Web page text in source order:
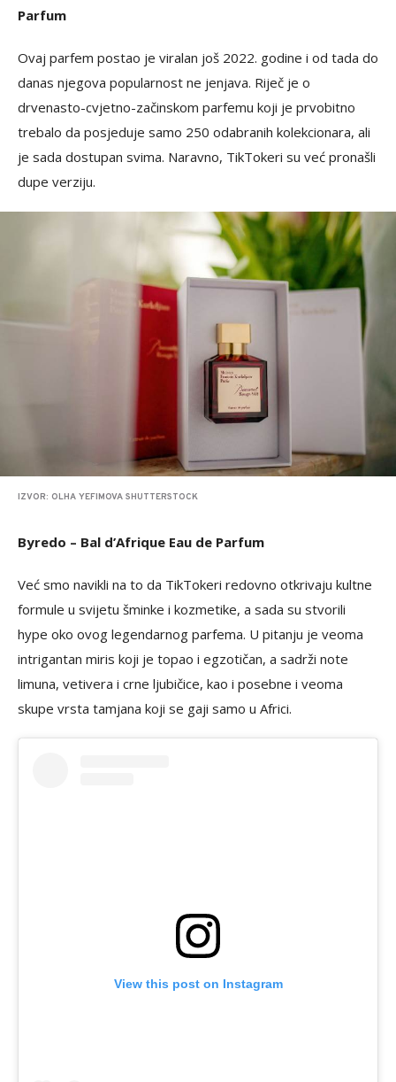
Parfum
Ovaj parfem postao je viralan još 2022. godine i od tada do
danas njegova popularnost ne jenjava. Riječ je o
drvenasto-cvjetno-začinskom parfemu koji je prvobitno
trebalo da posjeduje samo 250 odabranih kolekcionara, ali
je sada dostupan svima. Naravno, TikTokeri su već pronašli
dupe verziju.
IZVOR: OLHA YEFIMOVA SHUTTERSTOCK
Byredo – Bal d’Afrique Eau de Parfum
Već smo navikli na to da TikTokeri redovno otkrivaju kultne
formule u svijetu šminke i kozmetike, a sada su stvorili
hype oko ovog legendarnog parfema. U pitanju je veoma
intrigantan miris koji je topao i egzotičan, a sadrži note
limuna, vetivera i crne ljubičice, kao i posebne i veoma
skupe vrsta tamjana koji se gaji samo u Africi.
View this post on Instagram